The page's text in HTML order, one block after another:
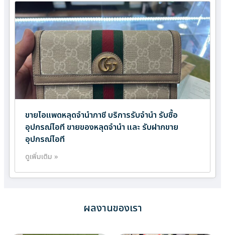
ขายไอแพดหลุดจำนำภาชี บริการรับจำนำ รับซื้อ
อุปกรณ์ไอที ขายของหลุดจำนำ และ รับฝากขาย
อุปกรณ์ไอที
ดูเพิ่มเติม »
ผลงานของเรา